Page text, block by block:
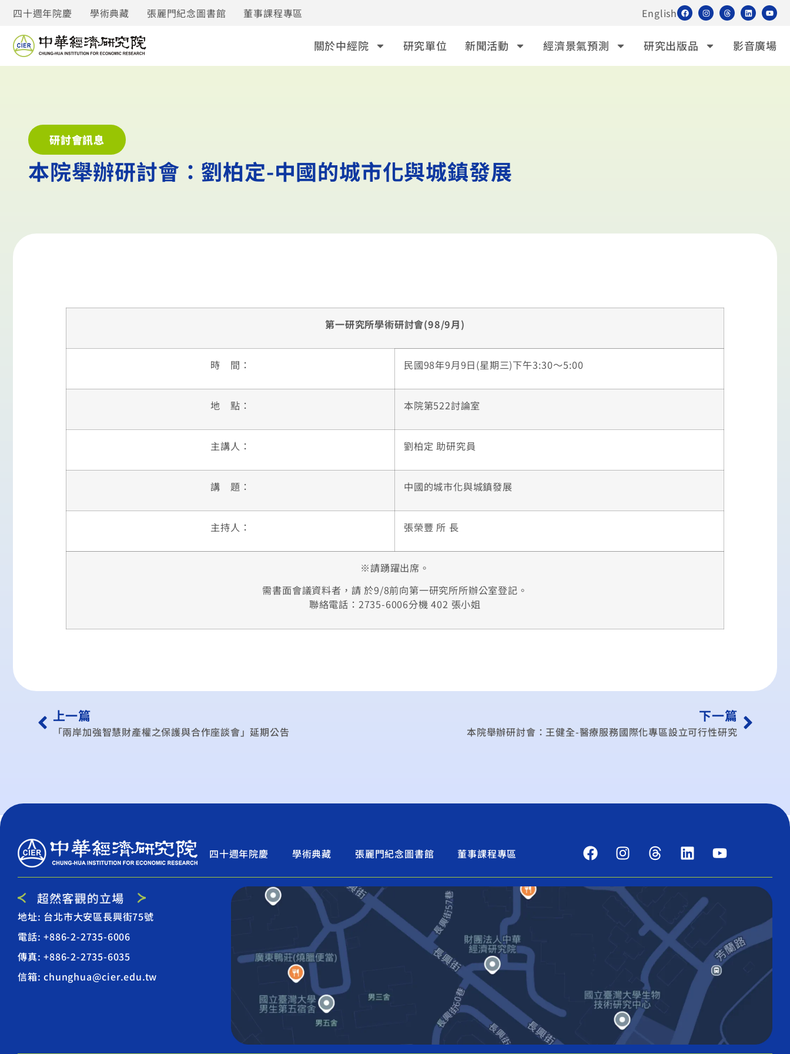
四十週年院慶 學術典藏 張麗門紀念圖書館 董事課程專區 English
關於中經院 研究單位 新聞活動 經濟景氣預測 研究出版品 影音廣場
研討會訊息
本院舉辦研討會：劉柏定-中國的城市化與城鎮發展
第一研究所學術研討會(98/9月)
時 間： 民國98年9月9日(星期三)下午3:30～5:00
地 點： 本院第522討論室
主講人： 劉柏定 助研究員
講 題： 中國的城市化與城鎮發展
主持人： 張榮豐 所 長
※請踴躍出席。
需書面會議資料者，請 於9/8前向第一研究所所辦公室登記。
聯絡電話：2735-6006分機 402 張小姐
上一篇
「兩岸加強智慧財產權之保護與合作座談會」延期公告
下一篇
本院舉辦研討會：王健全-醫療服務國際化專區設立可行性研究
四十週年院慶 學術典藏 張麗門紀念圖書館 董事課程專區
地址: 台北市大安區長興街75號
電話: +886-2-2735-6006
傳真: +886-2-2735-6035
信箱: chunghua@cier.edu.tw